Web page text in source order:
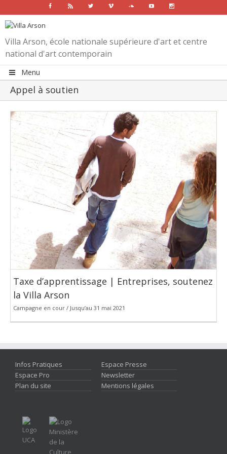
Facebook Rss Twitter Vimeo SoundcloudYoutube
Villa Arson, école nationale supérieure d'art et centre
national d'art contemporain
Menu
Appel à soutien
Taxe d’apprentissage | Entreprises, soutenez
la Villa Arson
Campagne en cour / Jusqu’au 31 mai 2021
Infos Pratiques
Espace Presse
Espace Pro
Newsletter
Plan du site
Mentions légales